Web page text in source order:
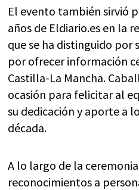
El evento también sirvió
años de Eldiario.es en la
que se ha distinguido por
por ofrecer información
Castilla-La Mancha.
ocasión para felicitar al
su dedicación y aporte a
década.
A lo largo de la
reconocimientos a